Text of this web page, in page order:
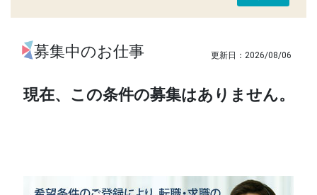
募集中のお仕事 2026/08/06
現在、この条件の募集はありません。